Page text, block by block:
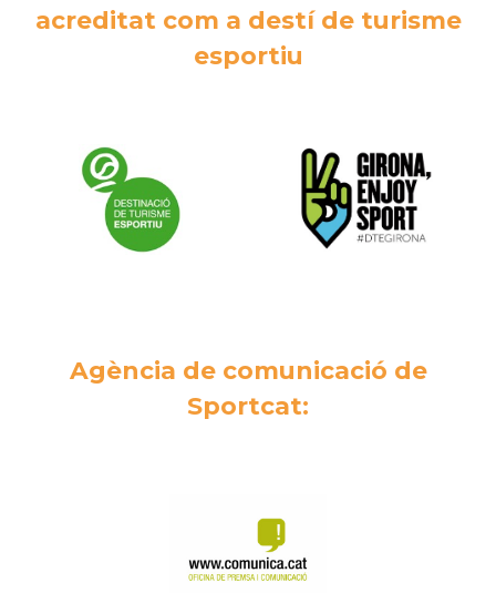
acreditat com a destí de turisme
esportiu
Agència de comunicació de
Sportcat: